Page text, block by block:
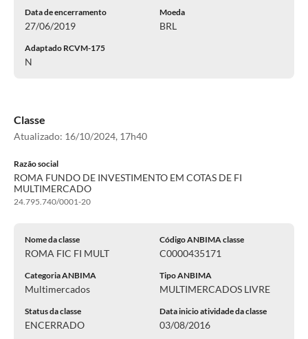
Data de encerramento
27/06/2019
Moeda
BRL
Adaptado RCVM-175
N
Classe
Atualizado: 16/10/2024, 17h40
Razão social
ROMA FUNDO DE INVESTIMENTO EM COTAS DE FI
MULTIMERCADO
24.795.740/0001-20
Nome da classe
ROMA FIC FI MULT
Código ANBIMA classe
C0000435171
Categoria ANBIMA
Multimercados
Tipo ANBIMA
MULTIMERCADOS LIVRE
Status da classe
ENCERRADO
Data inicio atividade da classe
03/08/2016